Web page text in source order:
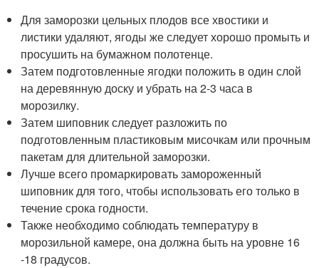
Для заморозки цельных плодов все хвостики и
листики удаляют, ягоды же следует хорошо промыть и
просушить на бумажном полотенце.
Затем подготовленные ягодки положить в один слой
на деревянную доску и убрать на 2-3 часа в
морозилку.
Затем шиповник следует разложить по
подготовленным пластиковым мисочкам или прочным
пакетам для длительной заморозки.
Лучше всего промаркировать замороженный
шиповник для того, чтобы использовать его только в
течение срока годности.
Также необходимо соблюдать температуру в
морозильной камере, она должна быть на уровне 16
-18 градусов.